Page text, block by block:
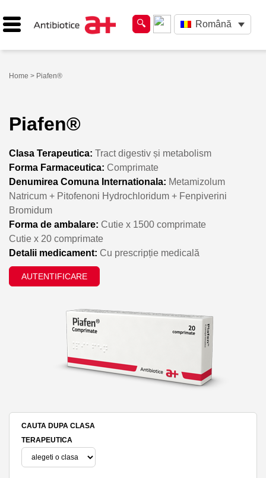
Română
Home > Piafen®
Piafen®
Clasa Terapeutica: Tract digestiv și metabolism
Forma Farmaceutica: Comprimate
Denumirea Comuna Internationala: Metamizolum
Natricum + Pitofenoni Hydrochloridum + Fenpiverini
Bromidum
Forma de ambalare: Cutie x 1500 comprimate
Cutie x 20 comprimate
Detalii medicament: Cu prescripție medicală
AUTENTIFICARE
CAUTA DUPA CLASA
TERAPEUTICA